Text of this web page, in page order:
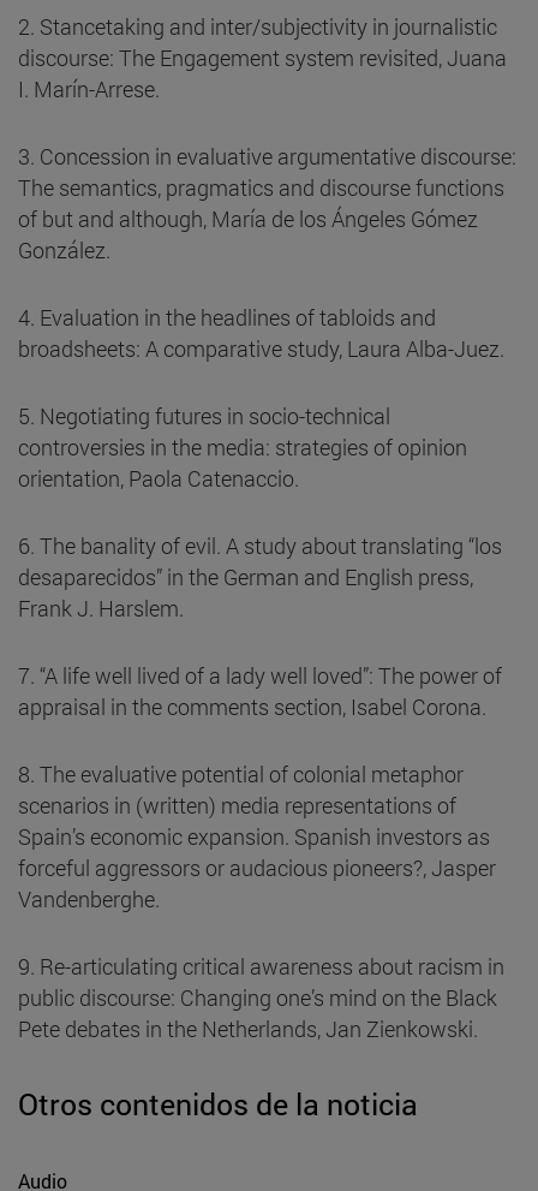
2. Stancetaking and inter/subjectivity in journalistic
discourse: The Engagement system revisited, Juana
I. Marín-Arrese.
3. Concession in evaluative argumentative discourse:
The semantics, pragmatics and discourse functions
of but and although, María de los Ángeles Gómez
González.
4. Evaluation in the headlines of tabloids and
broadsheets: A comparative study, Laura Alba-Juez.
5. Negotiating futures in socio-technical
controversies in the media: strategies of opinion
orientation, Paola Catenaccio.
6. The banality of evil. A study about translating “los
desaparecidos” in the German and English press,
Frank J. Harslem.
7. “A life well lived of a lady well loved”: The power of
appraisal in the comments section, Isabel Corona.
8. The evaluative potential of colonial metaphor
scenarios in (written) media representations of
Spain’s economic expansion. Spanish investors as
forceful aggressors or audacious pioneers?, Jasper
Vandenberghe.
9. Re-articulating critical awareness about racism in
public discourse: Changing one’s mind on the Black
Pete debates in the Netherlands, Jan Zienkowski.
Otros contenidos de la noticia
Audio